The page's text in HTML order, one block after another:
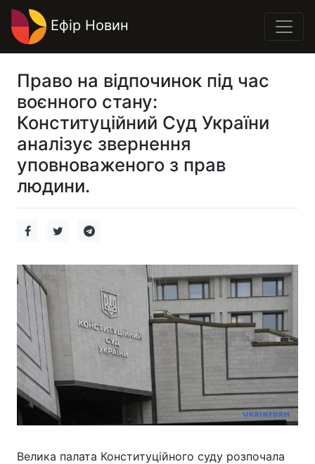
Ефір Новин
Право на відпочинок під час
воєнного стану:
Конституційний Суд України
аналізує звернення
уповноваженого з прав
людини.
Велика палата Конституційного суду розпочала